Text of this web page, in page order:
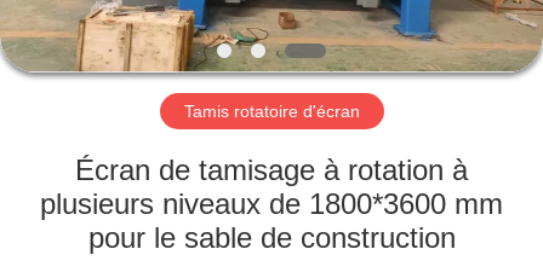
À
PROPOS
NOUS
VISITE
Tamis rotatoire d'écran
Écran de tamisage à rotation à
plusieurs niveaux de 1800*3600 mm
pour le sable de construction